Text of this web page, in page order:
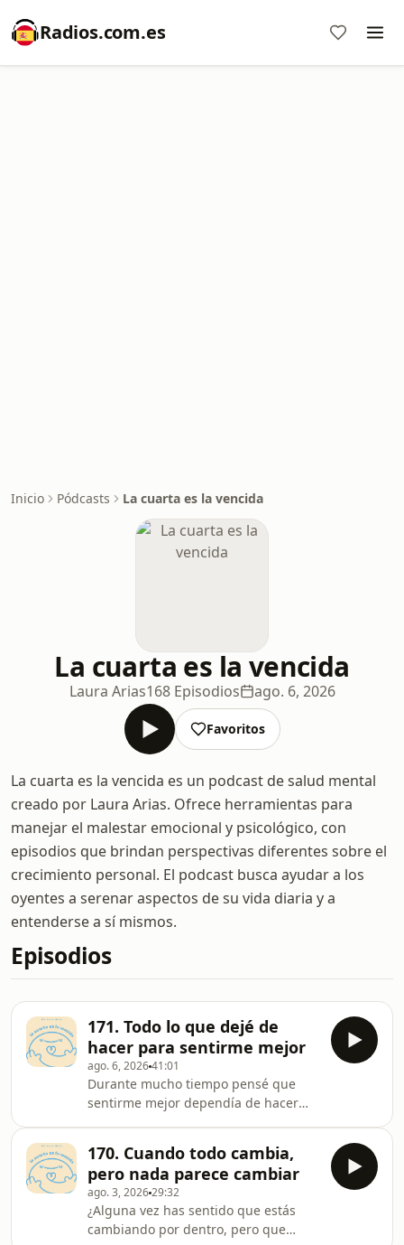
Radios.com.es
Inicio Pódcasts La cuarta es la vencida
La cuarta es la vencida
Laura Arias168 Episodios ago. 6, 2026
Favoritos
La cuarta es la vencida es un podcast de salud mental
creado por Laura Arias. Ofrece herramientas para
manejar el malestar emocional y psicológico, con
episodios que brindan perspectivas diferentes sobre el
crecimiento personal. El podcast busca ayudar a los
oyentes a serenar aspectos de su vida diaria y a
entenderse a sí mismos.
Episodios
171. Todo lo que dejé de
hacer para sentirme mejor
ago. 6, 202641:01
Durante mucho tiempo pensé que
sentirme mejor dependía de hacer
Pero con el tiempo me di cuenta de
que gran parte de mi tranquilidad y
bienestar no llegó por todo lo que
había agregado a mi vida, sino por
todo lo que decidí dejar de hacer. En
170. Cuando todo cambia,
pero nada parece cambiar
ago. 3, 202629:32
¿Alguna vez has sentido que estás
cambiando por dentro, pero que